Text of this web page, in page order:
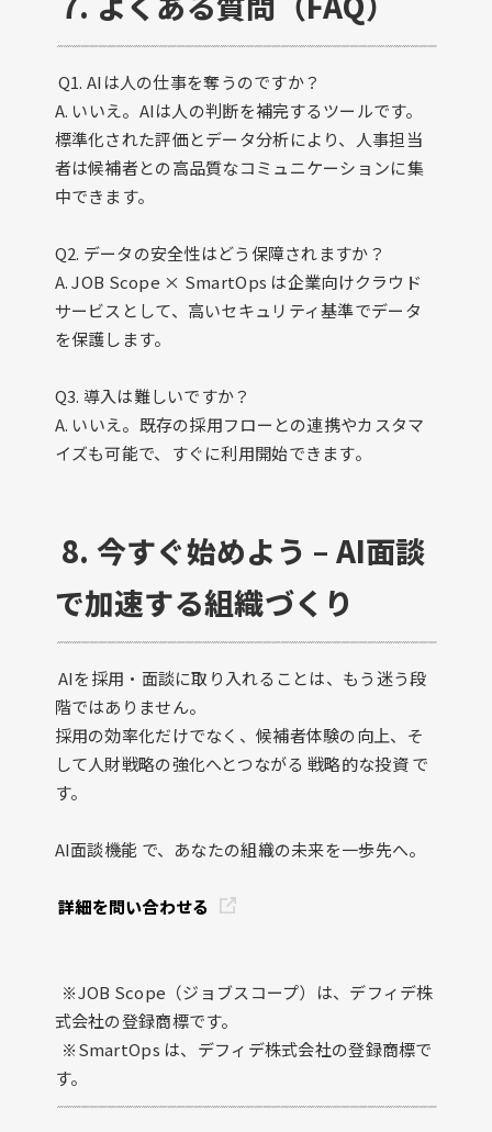
Q1. AIは人の仕事を奪うのですか？
A. いいえ。AIは人の判断を補完するツールです。
標準化された評価とデータ分析により、人事担当
者は候補者との高品質なコミュニケーションに集
中できます。
Q2. データの安全性はどう保障されますか？
A. JOB Scope × SmartOps は企業向けクラウド
サービスとして、高いセキュリティ基準でデータ
を保護します。
Q3. 導入は難しいですか？
A. いいえ。既存の採用フローとの連携やカスタマ
イズも可能で、すぐに利用開始できます。
8. 今すぐ始めよう – AI面談
で加速する組織づくり
AIを採用・面談に取り入れることは、もう迷う段
階ではありません。
採用の効率化だけでなく、候補者体験の向上、そ
して人財戦略の強化へとつながる 戦略的な投資 で
す。
AI面談機能 で、あなたの組織の未来を一歩先へ。
詳細を問い合わせる
※JOB Scope（ジョブスコープ）は、デフィデ株
式会社の登録商標です。
※SmartOps は、デフィデ株式会社の登録商標で
す。